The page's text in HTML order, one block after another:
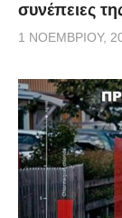
συνέπειες
1 ΝΟΕΜΒΡΊΟΥ,